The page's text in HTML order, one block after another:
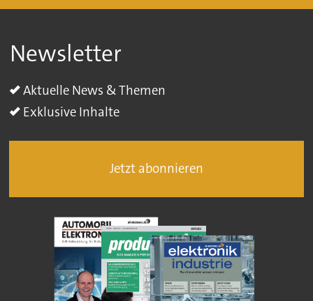
Newsletter
Aktuelle News & Themen
Exklusive Inhalte
Jetzt abonnieren